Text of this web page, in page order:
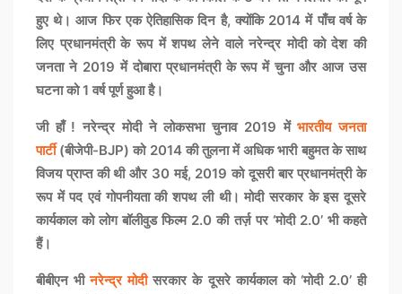
हुए थे। आज फिर एक ऐतिहासिक दिन है, क्योंकि 2014 में पाँच वर्ष के
लिए प्रधानमंत्री के रूप में शपथ लेने वाले नरेन्द्र मोदी को देश की
जनता ने 2019 में दोबारा प्रधानमंत्री के रूप में चुना और आज उस
घटना को 1 वर्ष पूर्ण हुआ है।
जी हाँ ! नरेन्द्र मोदी ने लोकसभा चुनाव 2019 मेंभारतीय जनता
पार्टी(बीजेपी-BJP) को 2014 की तुलना में अधिक भारी बहुमत के साथ
विजय प्राप्त की थी और 30 मई, 2019 को दूसरी बार प्रधानमंत्री के
रूप में पद एवं गोपनीयता की शपथ ली थी। मोदी सरकार के इस दूसरे
कार्यकाल को लोग बॉलीवुड फिल्म 2.0 की तर्ज़ पर ‘मोदी 2.0’ भी कहते
हैं।
बीबीएन भीनरेन्द्र मोदीसरकार के दूसरे कार्यकाल को ‘मोदी 2.0’ ही